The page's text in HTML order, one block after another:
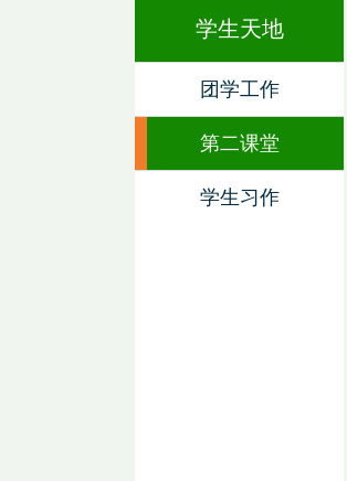
学生天地
团学工作
第二课堂
学生习作